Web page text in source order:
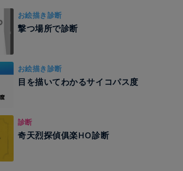
お絵描き診断
撃つ場所で診断
お絵描き診断
目を描いてわかるサイコパス度
診断
奇天烈探偵俱楽HO診断